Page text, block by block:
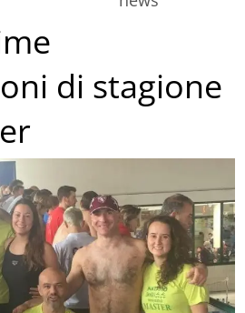
di stagione